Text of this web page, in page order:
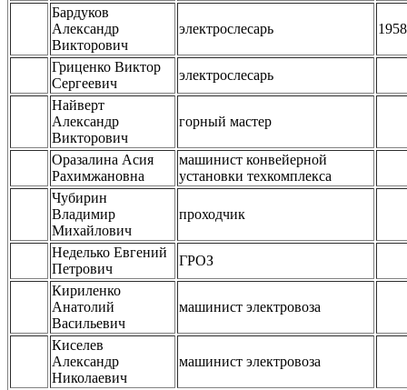
Бардуков
Александр
Викторович
электрослесарь 1958
Гриценко Виктор
Сергеевич
электрослесарь
Найверт
Александр
Викторович
горный мастер
Оразалина Асия
Рахимжановна
машинист конвейерной
установки техкомплекса
Чубирин
Владимир
Михайлович
проходчик
Неделько Евгений
Петрович
ГРОЗ
Кириленко
Анатолий
Васильевич
машинист электровоза
Киселев
Александр
Николаевич
машинист электровоза